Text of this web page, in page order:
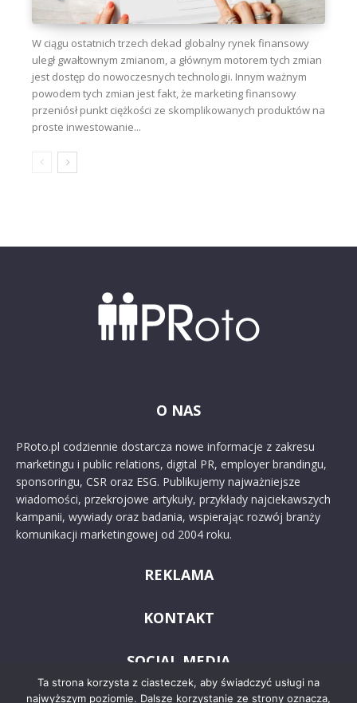
W ciągu ostatnich trzech dekad globalny rynek finansowy
uległ gwałtownym zmianom, a głównym motorem tych zmian
jest dostęp do nowoczesnych technologii. Innym ważnym
powodem tych zmian jest fakt, że marketing finansowy
przeniósł punkt ciężkości ze skomplikowanych produktów na
proste inwestowanie...
O NAS
PRoto.pl codziennie dostarcza nowe informacje z zakresu
marketingu i public relations, digital PR, employer brandingu,
sponsoringu, CSR oraz ESG. Publikujemy najważniejsze
wiadomości, przekrojowe artykuły, przykłady najciekawszych
kampanii, wywiady oraz badania, wspierając rozwój branży
komunikacji marketingowej od 2004 roku.
REKLAMA
KONTAKT
SOCIAL MEDIA
Ta strona korzysta z ciasteczek, aby świadczyć usługi na
najwyższym poziomie. Dalsze korzystanie ze strony oznacza,